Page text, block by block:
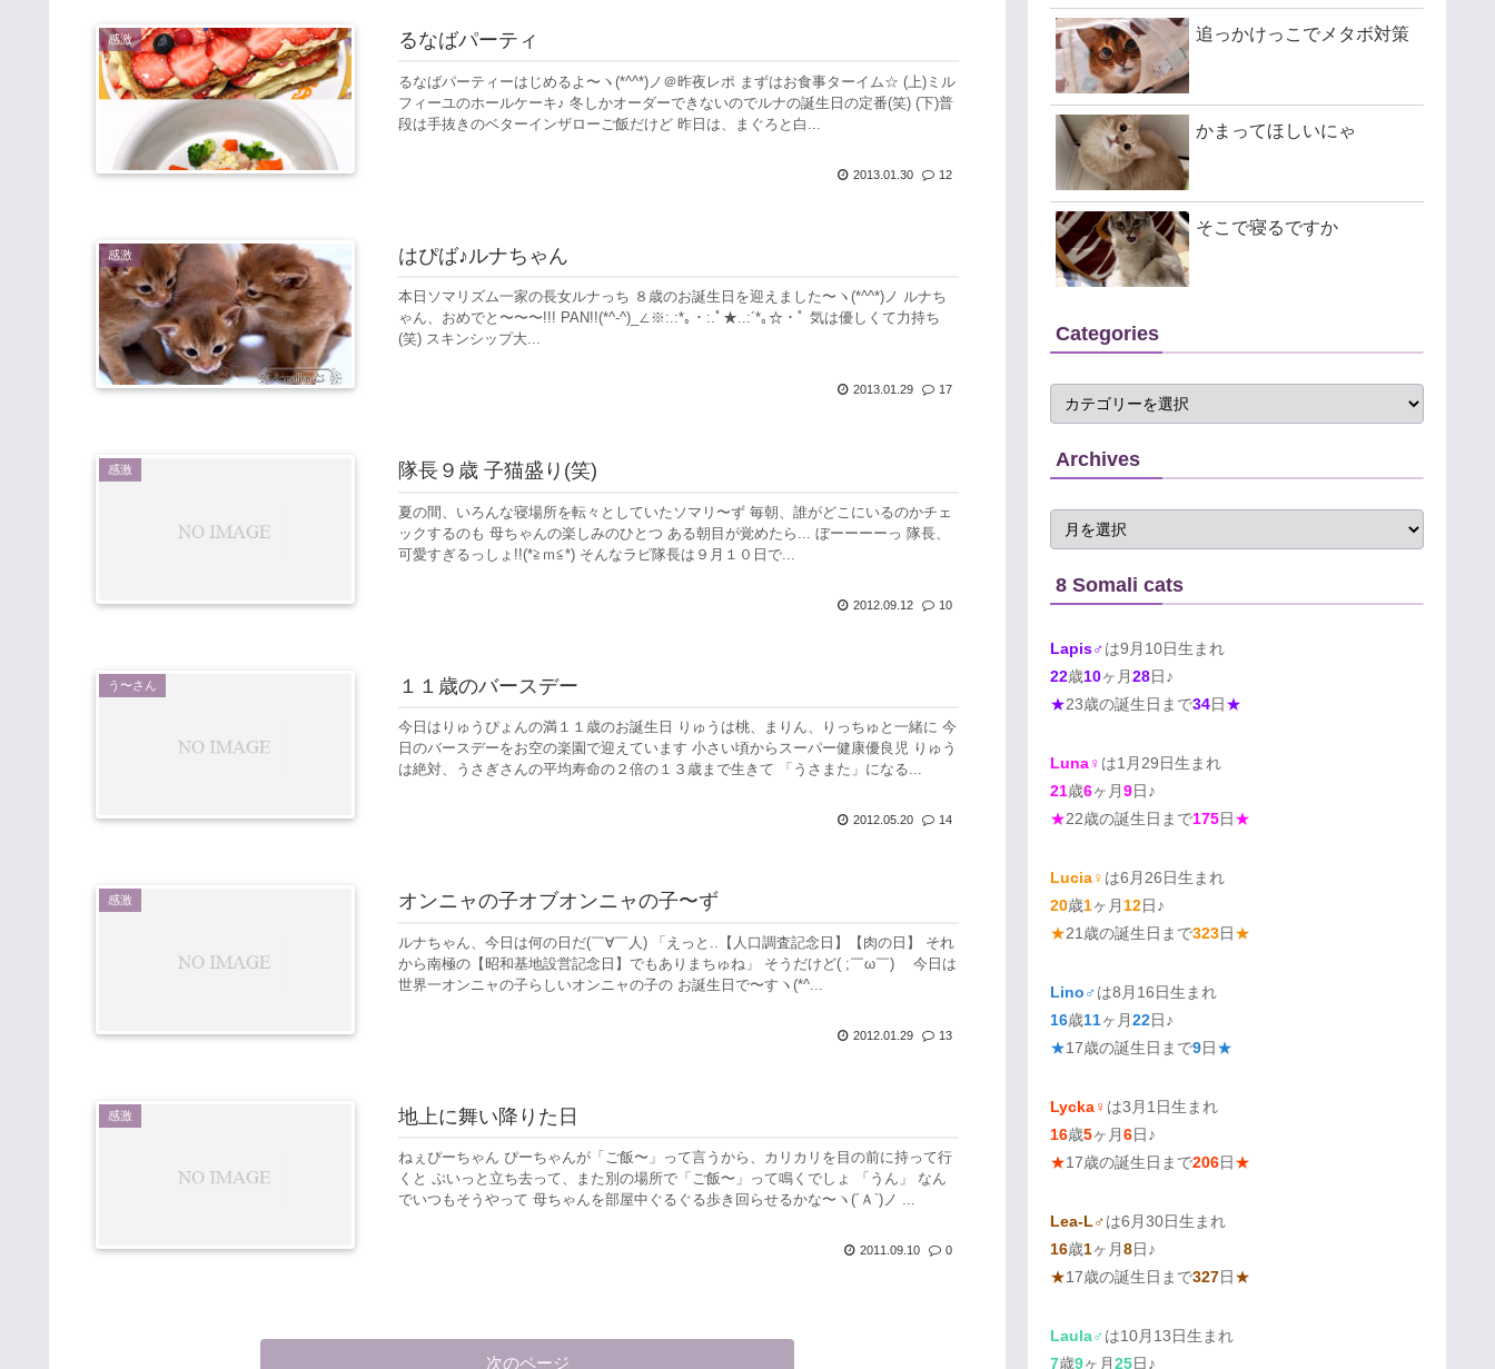
感激 るなばパーティ
るなばパーティーはじめるよ〜ヽ(*^^*)ノ＠昨夜レポ まずはお食事ターイム☆ (上)ミル
フィーユのホールケーキ♪ 冬しかオーダーできないのでルナの誕生日の定番(笑) (下)普
段は手抜きのベターインザローご飯だけど 昨日は、まぐろと白...
2013.01.30 12
感激 はぴば♪ルナちゃん
本日ソマリズム一家の長女ルナっち ８歳のお誕生日を迎えました〜ヽ(*^^*)ノ ルナち
ゃん、おめでと〜〜〜!!! PAN!!(*^-^)_∠※:.:*｡・:.ﾟ★..:´*｡☆・ﾟ 気は優しくて力持ち
(笑) スキンシップ大...
2013.01.29 17
感激 隊長９歳 子猫盛り(笑)
夏の間、いろんな寝場所を転々としていたソマリ〜ず 毎朝、誰がどこにいるのかチェ
ックするのも 母ちゃんの楽しみのひとつ ある朝目が覚めたら... ぼーーーーっ 隊長、
可愛すぎるっしょ!!(*≧ｍ≦*) そんなラピ隊長は９月１０日で...
2012.09.12 10
う〜さん １１歳のバースデー
今日はりゅうぴょんの満１１歳のお誕生日 りゅうは桃、まりん、りっちゅと一緒に 今
日のバースデーをお空の楽園で迎えています 小さい頃からスーパー健康優良児 りゅう
は絶対、うさぎさんの平均寿命の２倍の１３歳まで生きて 「うさまた」になる...
2012.05.20 14
感激 オンニャの子オブオンニャの子〜ず
ルナちゃん、今日は何の日だ(￣∀￣人) 「えっと..【人口調査記念日】【肉の日】 それ
から南極の【昭和基地設営記念日】でもありまちゅね」 そうだけど( ;￣ω￣)ゞ 今日は
世界一オンニャの子らしいオンニャの子の お誕生日で〜すヽ(*^...
2012.01.29 13
感激 地上に舞い降りた日
ねぇぴーちゃん ぴーちゃんが「ご飯〜」って言うから、カリカリを目の前に持って行
くと ぷいっと立ち去って、また別の場所で「ご飯〜」って鳴くでしょ 「うん」 なん
でいつもそうやって 母ちゃんを部屋中ぐるぐる歩き回らせるかな〜ヽ(´Ａ`)ノ ...
2011.09.10 0
次のページ
追っかけっこでメタボ対策
かまってほしいにゃ
そこで寝るですか
Categories
Archives
8 Somali cats
Lapis♂は9月10日生まれ
22歳10ヶ月28日♪
★23歳の誕生日まで34日★
Luna♀ は1月29日生まれ
21歳6ヶ月9日♪
★22歳の誕生日まで175日★
Lucia♀ は6月26日生まれ
20歳1ヶ月 12日♪
★21歳の誕生日まで323日★
Lino♂ は8月16日生まれ
16歳11ヶ月22日♪
★17歳の誕生日まで9日★
Lycka♀ は3月1日生まれ
16歳5ヶ月6日♪
★17歳の誕生日まで206日★
Lea-L♂は6月30日生まれ
16歳1ヶ月8日♪
★17歳の誕生日まで327日★
Laula♂ は10月13日生まれ
7歳9ヶ月25日♪